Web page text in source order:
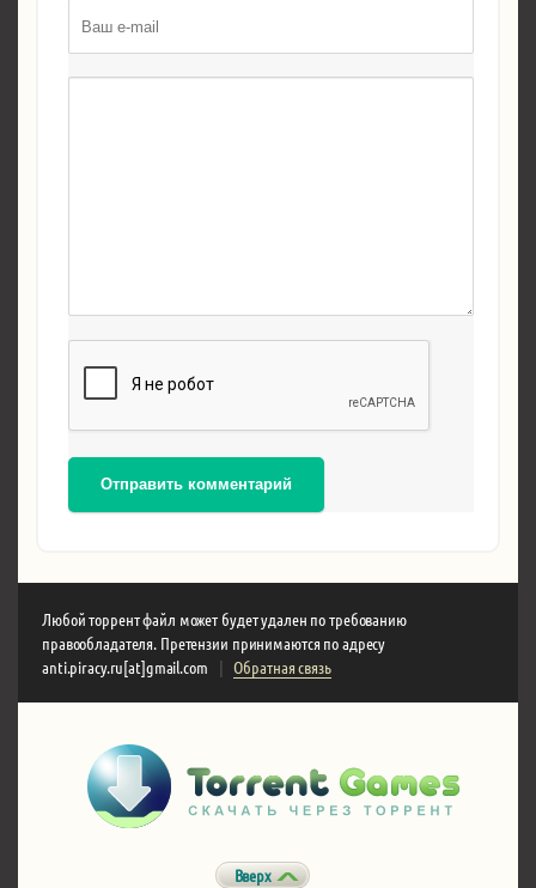
Отправить комментарий
Любой торрент файл может будет удален по требованию
правообладателя. Претензии принимаются по адресу
anti.piracy.ru[at]gmail.com
| Обратная связь
Вверх